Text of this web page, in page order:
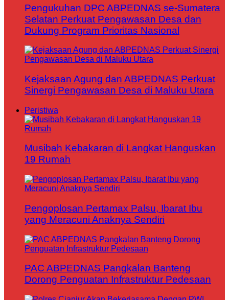
Pengukuhan DPC ABPEDNAS se-Sumatera
Selatan Perkuat Pengawasan Desa dan
Dukung Program Prioritas Nasional
Kejaksaan Agung dan ABPEDNAS Perkuat
Sinergi Pengawasan Desa di Maluku Utara
Peristiwa
Musibah Kebakaran di Langkat Hanguskan
19 Rumah
Pengoplosan Pertamax Palsu, Ibarat Ibu
yang Meracuni Anaknya Sendiri
PAC ABPEDNAS Pangkalan Banteng
Dorong Penguatan Infrastruktur Pedesaan